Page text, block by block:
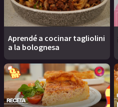
Aprendé a cocinar tagliolini
a la bolognesa